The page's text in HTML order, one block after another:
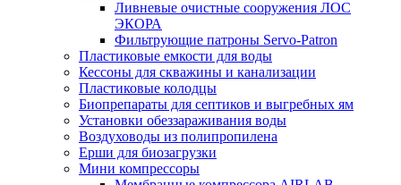
Ливневые очистные сооружения ЛОС
ЭКОРА
Фильтрующие патроны Servo-Patron
Пластиковые емкости для воды
Кессоны для скважины и канализации
Пластиковые колодцы
Биопрепараты для септиков и выгребных ям
Установки обеззараживания воды
Воздуховоды из полипропилена
Ерши для биозагрузки
Мини компрессоры